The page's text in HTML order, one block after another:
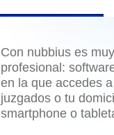
Con nubbius es
profesional:
en la que accedes
juzgados o tu
smartphone o